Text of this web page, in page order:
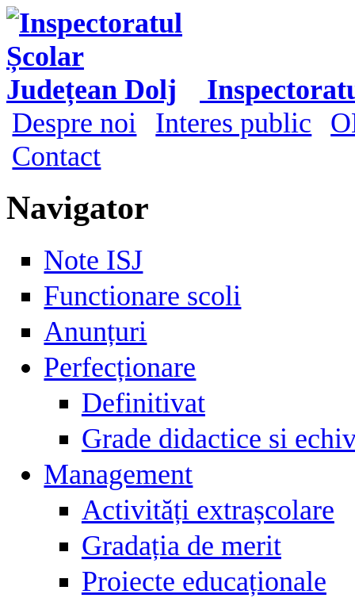
Mergi la conţinutul principal
Meniu principal
Despre noi Interes public
Contact
Navigator
Note ISJ
Functionare scoli
Anunțuri
Perfecționare
Definitivat
Grade didactice si
Management
Activități extrașcolare
Gradația de merit
Proiecte educaționale